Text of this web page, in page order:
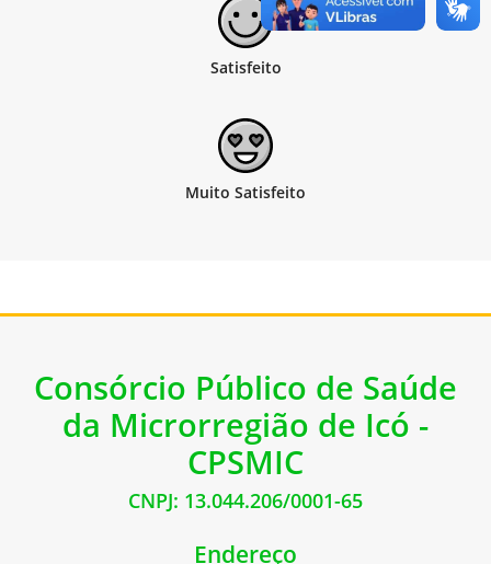
Consórcio Público de Saúde
da Microrregião de Icó -
CPSMIC
CNPJ: 13.044.206/0001-65
Endereço